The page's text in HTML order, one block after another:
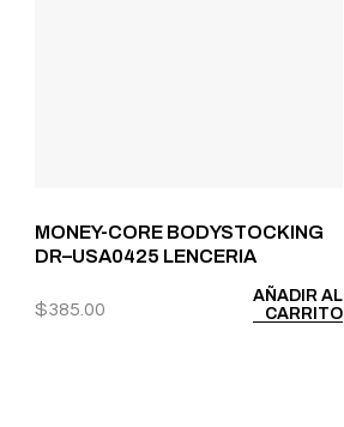
MONEY-CORE BODYSTOCKING
DR–USA0425 LENCERIA
$385.00
AÑADIR AL
CARRITO